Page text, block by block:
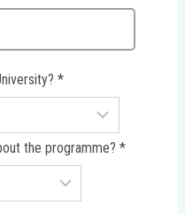
*
the programme? *